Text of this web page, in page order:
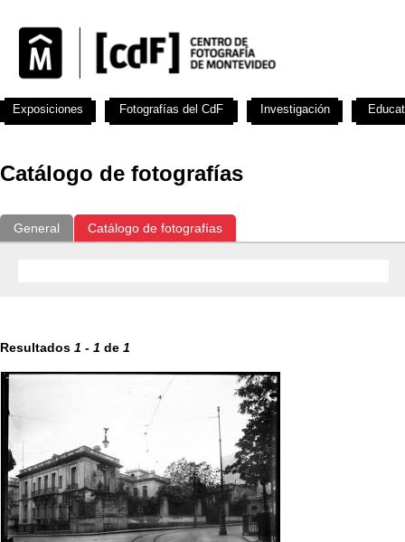
Catálogo de fotografías
General Catálogo de fotografías
Resultados 1 - 1 de 1
Exposiciones Fotografías del CdF Investigación